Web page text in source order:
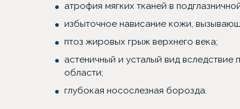
атрофия мягких тканей в
избыточное нависание кожи,
птоз жировых грыж верхнего века;
астеничный и усталый вид
области;
глубокая носослезная борозда.
Лина Алиевна Исбир
Хирург Анна Петровна
Першукова